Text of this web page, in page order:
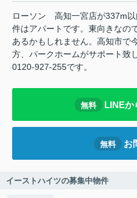
ローソン 高知一宮店が337m
件はアパートです。東向きなの
あるかもしれません。高知市で
方、パークホームがサポート致
0120-927-255です。
無料 LINEか
無料 お
イーストハイツの募集中物件